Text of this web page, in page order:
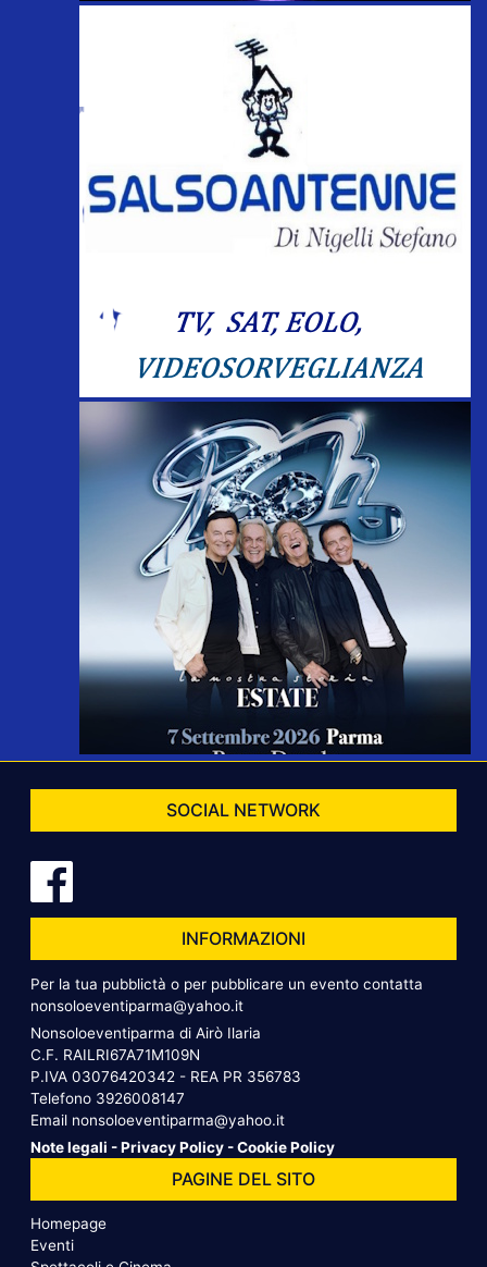
SOCIAL NETWORK
INFORMAZIONI
Per la tua pubblictà o per pubblicare un evento contatta
nonsoloeventiparma@yahoo.it
Nonsoloeventiparma di Airò Ilaria
C.F. RAILRI67A71M109N
P.IVA 03076420342 - REA PR 356783
Telefono 3926008147
Email nonsoloeventiparma@yahoo.it
Note legali -Privacy Policy -Cookie Policy
PAGINE DEL SITO
Homepage
Eventi